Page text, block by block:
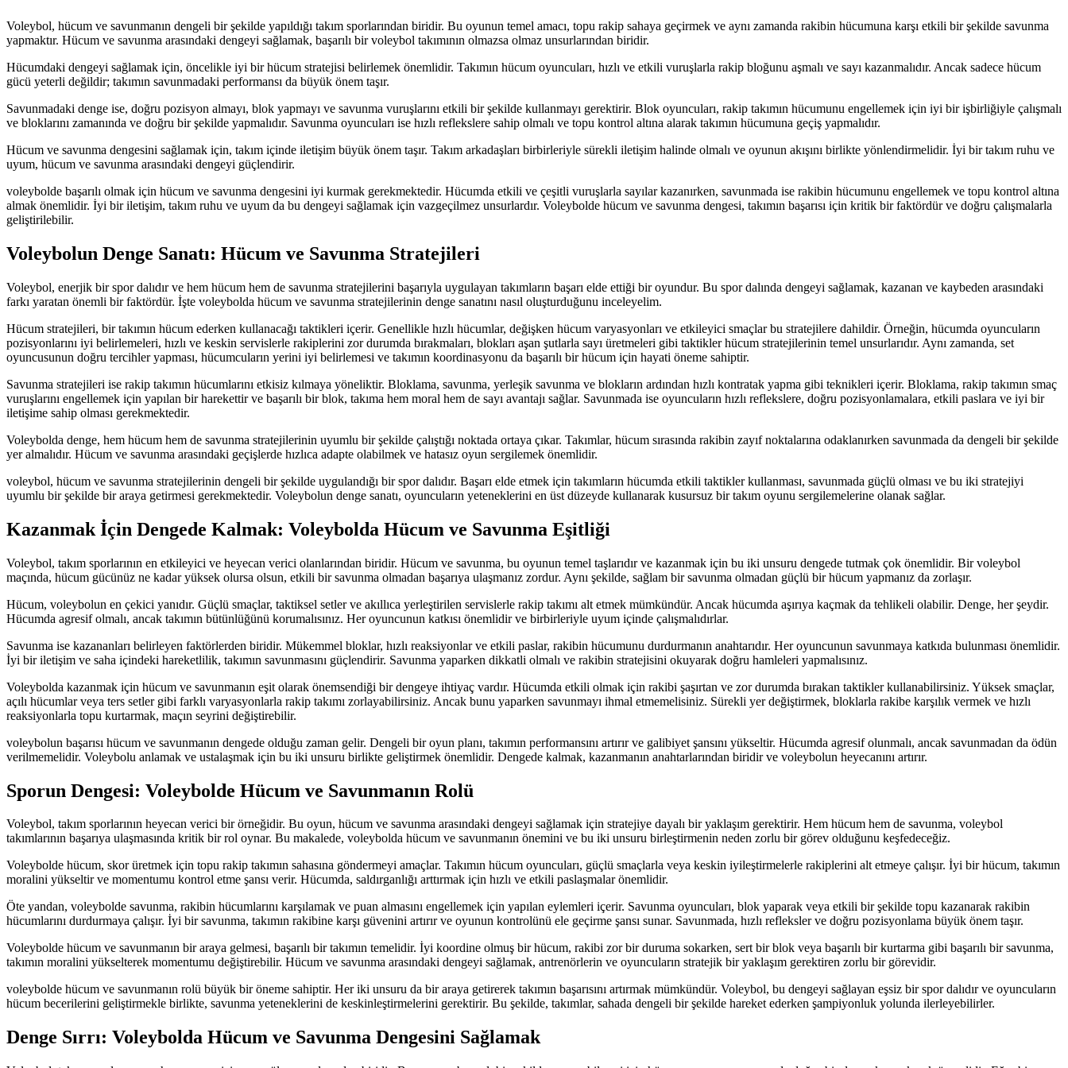
Voleybol, hücum ve savunmanın dengeli bir şekilde yapıldığı takım sporlarından biridir. Bu oyunun temel amacı, topu rakip sahaya geçirmek ve aynı zamanda rakibin hücumuna karşı etkili bir şekilde savunma
yapmaktır. Hücum ve savunma arasındaki dengeyi sağlamak, başarılı bir voleybol takımının olmazsa olmaz unsurlarından biridir.
Hücumdaki dengeyi sağlamak için, öncelikle iyi bir hücum stratejisi belirlemek önemlidir. Takımın hücum oyuncuları, hızlı ve etkili vuruşlarla rakip bloğunu aşmalı ve sayı kazanmalıdır. Ancak sadece hücum
gücü yeterli değildir; takımın savunmadaki performansı da büyük önem taşır.
Savunmadaki denge ise, doğru pozisyon almayı, blok yapmayı ve savunma vuruşlarını etkili bir şekilde kullanmayı gerektirir. Blok oyuncuları, rakip takımın hücumunu engellemek için iyi bir işbirliğiyle çalışmalı
ve bloklarını zamanında ve doğru bir şekilde yapmalıdır. Savunma oyuncuları ise hızlı reflekslere sahip olmalı ve topu kontrol altına alarak takımın hücumuna geçiş yapmalıdır.
Hücum ve savunma dengesini sağlamak için, takım içinde iletişim büyük önem taşır. Takım arkadaşları birbirleriyle sürekli iletişim halinde olmalı ve oyunun akışını birlikte yönlendirmelidir. İyi bir takım ruhu ve
uyum, hücum ve savunma arasındaki dengeyi güçlendirir.
voleybolde başarılı olmak için hücum ve savunma dengesini iyi kurmak gerekmektedir. Hücumda etkili ve çeşitli vuruşlarla sayılar kazanırken, savunmada ise rakibin hücumunu engellemek ve topu kontrol altına
almak önemlidir. İyi bir iletişim, takım ruhu ve uyum da bu dengeyi sağlamak için vazgeçilmez unsurlardır. Voleybolde hücum ve savunma dengesi, takımın başarısı için kritik bir faktördür ve doğru çalışmalarla
geliştirilebilir.
Voleybolun Denge Sanatı: Hücum ve Savunma Stratejileri
Voleybol, enerjik bir spor dalıdır ve hem hücum hem de savunma stratejilerini başarıyla uygulayan takımların başarı elde ettiği bir oyundur. Bu spor dalında dengeyi sağlamak, kazanan ve kaybeden arasındaki
farkı yaratan önemli bir faktördür. İşte voleybolda hücum ve savunma stratejilerinin denge sanatını nasıl oluşturduğunu inceleyelim.
Hücum stratejileri, bir takımın hücum ederken kullanacağı taktikleri içerir. Genellikle hızlı hücumlar, değişken hücum varyasyonları ve etkileyici smaçlar bu stratejilere dahildir. Örneğin, hücumda oyuncuların
pozisyonlarını iyi belirlemeleri, hızlı ve keskin servislerle rakiplerini zor durumda bırakmaları, blokları aşan şutlarla sayı üretmeleri gibi taktikler hücum stratejilerinin temel unsurlarıdır. Aynı zamanda, set
oyuncusunun doğru tercihler yapması, hücumcuların yerini iyi belirlemesi ve takımın koordinasyonu da başarılı bir hücum için hayati öneme sahiptir.
Savunma stratejileri ise rakip takımın hücumlarını etkisiz kılmaya yöneliktir. Bloklama, savunma, yerleşik savunma ve blokların ardından hızlı kontratak yapma gibi teknikleri içerir. Bloklama, rakip takımın smaç
vuruşlarını engellemek için yapılan bir harekettir ve başarılı bir blok, takıma hem moral hem de sayı avantajı sağlar. Savunmada ise oyuncuların hızlı reflekslere, doğru pozisyonlamalara, etkili paslara ve iyi bir
iletişime sahip olması gerekmektedir.
Voleybolda denge, hem hücum hem de savunma stratejilerinin uyumlu bir şekilde çalıştığı noktada ortaya çıkar. Takımlar, hücum sırasında rakibin zayıf noktalarına odaklanırken savunmada da dengeli bir şekilde
yer almalıdır. Hücum ve savunma arasındaki geçişlerde hızlıca adapte olabilmek ve hatasız oyun sergilemek önemlidir.
voleybol, hücum ve savunma stratejilerinin dengeli bir şekilde uygulandığı bir spor dalıdır. Başarı elde etmek için takımların hücumda etkili taktikler kullanması, savunmada güçlü olması ve bu iki stratejiyi
uyumlu bir şekilde bir araya getirmesi gerekmektedir. Voleybolun denge sanatı, oyuncuların yeteneklerini en üst düzeyde kullanarak kusursuz bir takım oyunu sergilemelerine olanak sağlar.
Kazanmak İçin Dengede Kalmak: Voleybolda Hücum ve Savunma Eşitliği
Voleybol, takım sporlarının en etkileyici ve heyecan verici olanlarından biridir. Hücum ve savunma, bu oyunun temel taşlarıdır ve kazanmak için bu iki unsuru dengede tutmak çok önemlidir. Bir voleybol
maçında, hücum gücünüz ne kadar yüksek olursa olsun, etkili bir savunma olmadan başarıya ulaşmanız zordur. Aynı şekilde, sağlam bir savunma olmadan güçlü bir hücum yapmanız da zorlaşır.
Hücum, voleybolun en çekici yanıdır. Güçlü smaçlar, taktiksel setler ve akıllıca yerleştirilen servislerle rakip takımı alt etmek mümkündür. Ancak hücumda aşırıya kaçmak da tehlikeli olabilir. Denge, her şeydir.
Hücumda agresif olmalı, ancak takımın bütünlüğünü korumalısınız. Her oyuncunun katkısı önemlidir ve birbirleriyle uyum içinde çalışmalıdırlar.
Savunma ise kazananları belirleyen faktörlerden biridir. Mükemmel bloklar, hızlı reaksiyonlar ve etkili paslar, rakibin hücumunu durdurmanın anahtarıdır. Her oyuncunun savunmaya katkıda bulunması önemlidir.
İyi bir iletişim ve saha içindeki hareketlilik, takımın savunmasını güçlendirir. Savunma yaparken dikkatli olmalı ve rakibin stratejisini okuyarak doğru hamleleri yapmalısınız.
Voleybolda kazanmak için hücum ve savunmanın eşit olarak önemsendiği bir dengeye ihtiyaç vardır. Hücumda etkili olmak için rakibi şaşırtan ve zor durumda bırakan taktikler kullanabilirsiniz. Yüksek smaçlar,
açılı hücumlar veya ters setler gibi farklı varyasyonlarla rakip takımı zorlayabilirsiniz. Ancak bunu yaparken savunmayı ihmal etmemelisiniz. Sürekli yer değiştirmek, bloklarla rakibe karşılık vermek ve hızlı
reaksiyonlarla topu kurtarmak, maçın seyrini değiştirebilir.
voleybolun başarısı hücum ve savunmanın dengede olduğu zaman gelir. Dengeli bir oyun planı, takımın performansını artırır ve galibiyet şansını yükseltir. Hücumda agresif olunmalı, ancak savunmadan da ödün
verilmemelidir. Voleybolu anlamak ve ustalaşmak için bu iki unsuru birlikte geliştirmek önemlidir. Dengede kalmak, kazanmanın anahtarlarından biridir ve voleybolun heyecanını artırır.
Sporun Dengesi: Voleybolde Hücum ve Savunmanın Rolü
Voleybol, takım sporlarının heyecan verici bir örneğidir. Bu oyun, hücum ve savunma arasındaki dengeyi sağlamak için stratejiye dayalı bir yaklaşım gerektirir. Hem hücum hem de savunma, voleybol
takımlarının başarıya ulaşmasında kritik bir rol oynar. Bu makalede, voleybolda hücum ve savunmanın önemini ve bu iki unsuru birleştirmenin neden zorlu bir görev olduğunu keşfedeceğiz.
Voleybolde hücum, skor üretmek için topu rakip takımın sahasına göndermeyi amaçlar. Takımın hücum oyuncuları, güçlü smaçlarla veya keskin iyileştirmelerle rakiplerini alt etmeye çalışır. İyi bir hücum, takımın
moralini yükseltir ve momentumu kontrol etme şansı verir. Hücumda, saldırganlığı arttırmak için hızlı ve etkili paslaşmalar önemlidir.
Öte yandan, voleybolde savunma, rakibin hücumlarını karşılamak ve puan almasını engellemek için yapılan eylemleri içerir. Savunma oyuncuları, blok yaparak veya etkili bir şekilde topu kazanarak rakibin
hücumlarını durdurmaya çalışır. İyi bir savunma, takımın rakibine karşı güvenini artırır ve oyunun kontrolünü ele geçirme şansı sunar. Savunmada, hızlı refleksler ve doğru pozisyonlama büyük önem taşır.
Voleybolde hücum ve savunmanın bir araya gelmesi, başarılı bir takımın temelidir. İyi koordine olmuş bir hücum, rakibi zor bir duruma sokarken, sert bir blok veya başarılı bir kurtarma gibi başarılı bir savunma,
takımın moralini yükselterek momentumu değiştirebilir. Hücum ve savunma arasındaki dengeyi sağlamak, antrenörlerin ve oyuncuların stratejik bir yaklaşım gerektiren zorlu bir görevidir.
voleybolde hücum ve savunmanın rolü büyük bir öneme sahiptir. Her iki unsuru da bir araya getirerek takımın başarısını artırmak mümkündür. Voleybol, bu dengeyi sağlayan eşsiz bir spor dalıdır ve oyuncuların
hücum becerilerini geliştirmekle birlikte, savunma yeteneklerini de keskinleştirmelerini gerektirir. Bu şekilde, takımlar, sahada dengeli bir şekilde hareket ederken şampiyonluk yolunda ilerleyebilirler.
Denge Sırrı: Voleybolda Hücum ve Savunma Dengesini Sağlamak